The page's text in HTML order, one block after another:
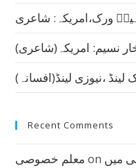
ورک،امریکہ: شاعری
نسیم: امریکہ(شاعری)
،نیوزی لینڈ(افسانہ)
Recent Comments
معلم خصوصی on میں